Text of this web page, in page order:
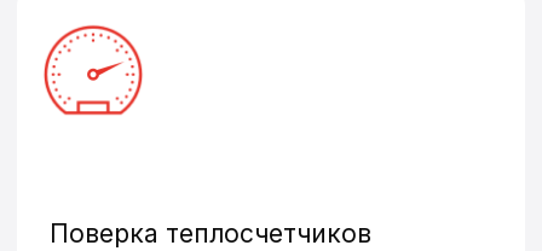
Оставить заявку